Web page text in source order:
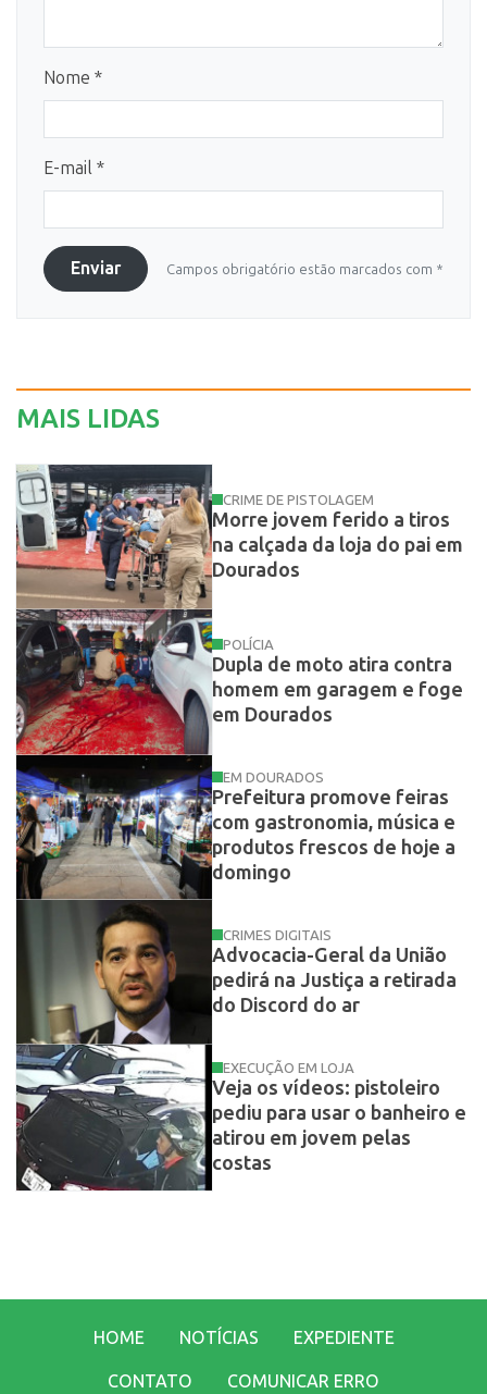
Nome *
E-mail *
Enviar Campos obrigatório estão marcados com *
MAIS LIDAS
CRIME DE PISTOLAGEM
Morre jovem ferido a tiros
na calçada da loja do pai em
Dourados
POLÍCIA
Dupla de moto atira contra
homem em garagem e foge
em Dourados
EM DOURADOS
Prefeitura promove feiras
com gastronomia, música e
produtos frescos de hoje a
domingo
CRIMES DIGITAIS
Advocacia-Geral da União
pedirá na Justiça a retirada
do Discord do ar
EXECUÇÃO EM LOJA
Veja os vídeos: pistoleiro
pediu para usar o banheiro e
atirou em jovem pelas
costas
HOME NOTÍCIAS EXPEDIENTE
CONTATO COMUNICAR ERRO